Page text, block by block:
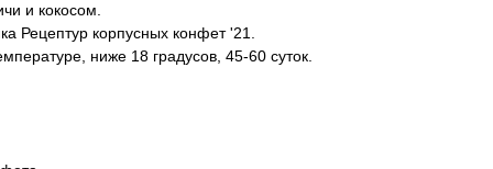
и кокосом.
Рецептур корпусных конфет '21.
ниже 18 градусов, 45-60 суток.